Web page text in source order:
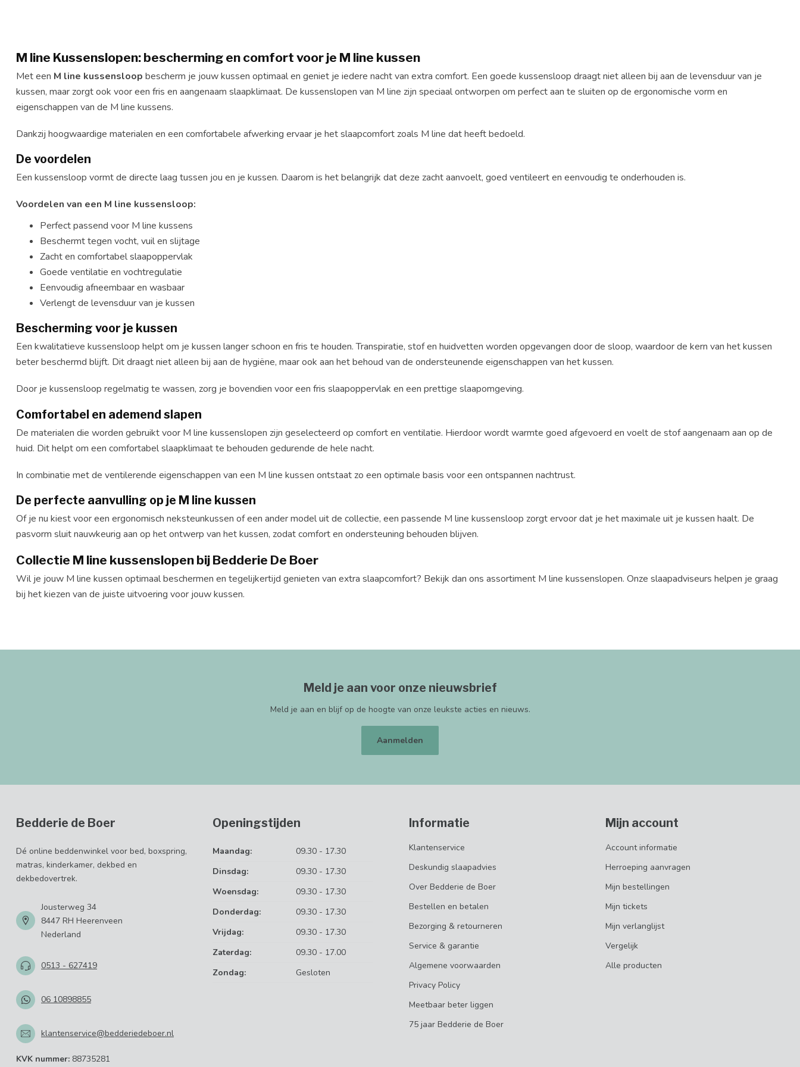
M line Kussenslopen: bescherming en comfort voor je M line kussen
Met een M line kussensloop bescherm je jouw kussen optimaal en geniet je iedere nacht van extra comfort. Een goede kussensloop draagt niet alleen bij aan de levensduur van je
kussen, maar zorgt ook voor een fris en aangenaam slaapklimaat. De kussenslopen van M line zijn speciaal ontworpen om perfect aan te sluiten op de ergonomische vorm en
eigenschappen van de M line kussens.
Dankzij hoogwaardige materialen en een comfortabele afwerking ervaar je het slaapcomfort zoals M line dat heeft bedoeld.
De voordelen
Een kussensloop vormt de directe laag tussen jou en je kussen. Daarom is het belangrijk dat deze zacht aanvoelt, goed ventileert en eenvoudig te onderhouden is.
Voordelen van een M line kussensloop:
Perfect passend voor M line kussens
Beschermt tegen vocht, vuil en slijtage
Zacht en comfortabel slaapoppervlak
Goede ventilatie en vochtregulatie
Eenvoudig afneembaar en wasbaar
Verlengt de levensduur van je kussen
Bescherming voor je kussen
Een kwalitatieve kussensloop helpt om je kussen langer schoon en fris te houden. Transpiratie, stof en huidvetten worden opgevangen door de sloop, waardoor de kern van het kussen
beter beschermd blijft. Dit draagt niet alleen bij aan de hygiëne, maar ook aan het behoud van de ondersteunende eigenschappen van het kussen.
Door je kussensloop regelmatig te wassen, zorg je bovendien voor een fris slaapoppervlak en een prettige slaapomgeving.
Comfortabel en ademend slapen
De materialen die worden gebruikt voor M line kussenslopen zijn geselecteerd op comfort en ventilatie. Hierdoor wordt warmte goed afgevoerd en voelt de stof aangenaam aan op de
huid. Dit helpt om een comfortabel slaapklimaat te behouden gedurende de hele nacht.
In combinatie met de ventilerende eigenschappen van een M line kussen ontstaat zo een optimale basis voor een ontspannen nachtrust.
De perfecte aanvulling op je M line kussen
Of je nu kiest voor een ergonomisch neksteunkussen of een ander model uit de collectie, een passende M line kussensloop zorgt ervoor dat je het maximale uit je kussen haalt. De
pasvorm sluit nauwkeurig aan op het ontwerp van het kussen, zodat comfort en ondersteuning behouden blijven.
Collectie M line kussenslopen bij Bedderie De Boer
Wil je jouw M line kussen optimaal beschermen en tegelijkertijd genieten van extra slaapcomfort? Bekijk dan ons assortiment M line kussenslopen. Onze slaapadviseurs helpen je graag
bij het kiezen van de juiste uitvoering voor jouw kussen.
Meld je aan voor onze nieuwsbrief
Meld je aan en blijf op de hoogte van onze leukste acties en nieuws.
Aanmelden
Bedderie de Boer
Dé online beddenwinkel voor bed, boxspring,
matras, kinderkamer, dekbed en
dekbedovertrek.
Jousterweg 34
8447 RH Heerenveen
Nederland
0513 - 627419
06 10898855
klantenservice@bedderiedeboer.nl
KVK nummer: 88735281
Openingstijden
Maandag:
09.30 - 17.30
Dinsdag:
09.30 - 17.30
Woensdag:
09.30 - 17.30
Donderdag:
09.30 - 17.30
Vrijdag:
09.30 - 17.30
Zaterdag:
09.30 - 17.00
Zondag:
Gesloten
Informatie
Klantenservice
Deskundig slaapadvies
Over Bedderie de Boer
Bestellen en betalen
Bezorging & retourneren
Service & garantie
Algemene voorwaarden
Privacy Policy
Meetbaar beter liggen
75 jaar Bedderie de Boer
Mijn account
Account informatie
Herroeping aanvragen
Mijn bestellingen
Mijn tickets
Mijn verlanglijst
Vergelijk
Alle producten